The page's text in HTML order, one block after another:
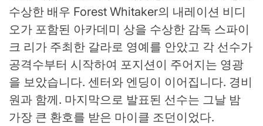
수상한 배우 Forest Whitaker의 내레이션 비디
오가 포함된 아카데미 상을 수상한 감독 스파이
크 리가 주최한 갈라로 영예를 안았고 각 선수가
공격수부터 시작하여 포지션이 주어지는 영광
을 보았습니다. 센터와 엔딩이 이어집니다. 경비
원과 함께. 마지막으로 발표된 선수는 그날 밤
가장 큰 환호를 받은 마이클 조던이었다.